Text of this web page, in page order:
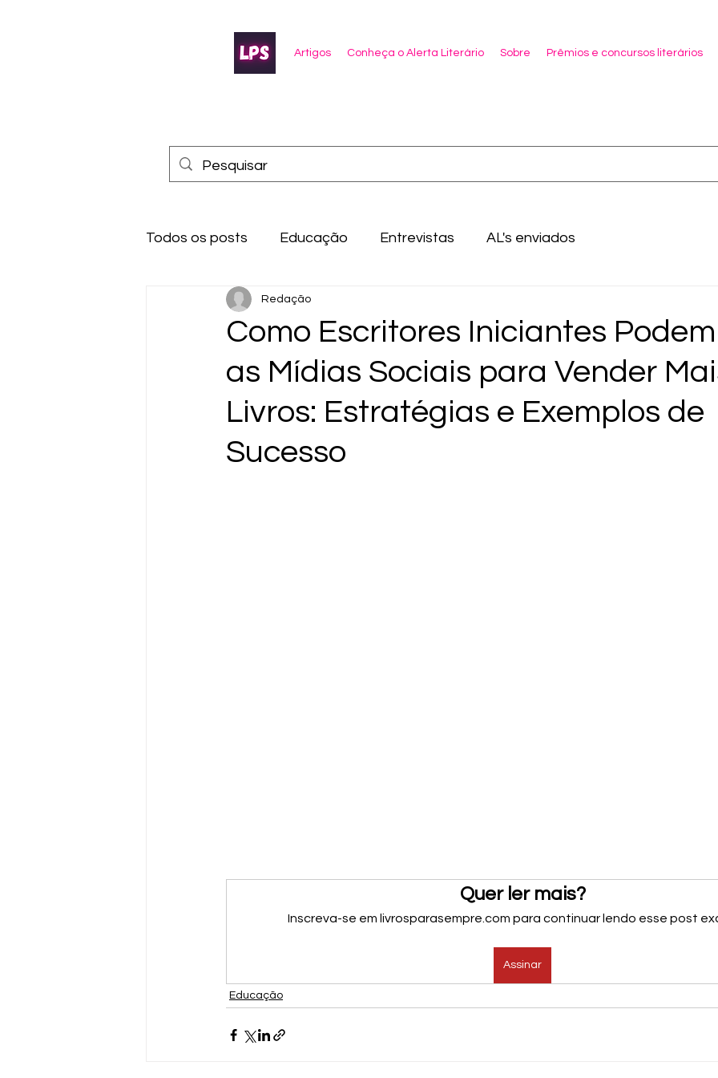
Artigos Conheça o Alerta Literário Sobre Prêmios e concursos literários
Todos os posts Educação Entrevistas AL's enviados
Como Escritores Iniciantes
as Mídias Sociais para Vender
Livros: Estratégias e Exemplos de
Sucesso
Redação
Quer ler mais?
Inscreva-se em livrosparasempre.com para continuar lendo esse post
Assinar
Educação